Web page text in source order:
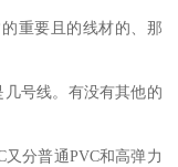
重要且的线材的、那
号线。有没有其他的
又分普通PVC和高弹力